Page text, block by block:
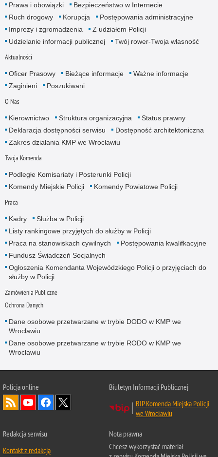
Prawa i obowiązki
Bezpieczeństwo w Internecie
Ruch drogowy
Korupcja
Postępowania administracyjne
Imprezy i zgromadzenia
Z udziałem Policji
Udzielanie informacji publicznej
Twój rower-Twoja własność
Aktualności
Oficer Prasowy Bieżące informacje
Ważne informacje
Zaginieni
Poszukiwani
O Nas
Kierownictwo Struktura organizacyjna
Status prawny
Deklaracja dostępności serwisu
Dostępność architektoniczna
Zakres działania KMP we Wrocławiu
Twoja Komenda
Podległe Komisariaty i Posterunki Policji
Komendy Miejskie Policji
Komendy Powiatowe Policji
Praca
Kadry
Służba w Policji
Listy rankingowe przyjętych do służby w Policji
Praca na stanowiskach cywilnych
Postępowania kwalifkacyjne
Fundusz Świadczeń Socjalnych
Ogłoszenia Komendanta Wojewódzkiego Policji o przyjęciach do
służby w Policji
Zamówienia Publiczne
Ochrona Danych
Dane osobowe przetwarzane w trybie DODO w KMP we
Wrocławiu
Dane osobowe przetwarzane w trybie RODO w KMP we
Wrocławiu
Policjaonline
Biuletyn Informacji Publicznej
BIP Komenda Miejska Policji
we Wrocławiu
Redakcja serwisu
Kontakt z redakcją
Nota prawna
Chcesz wykorzystać materiał